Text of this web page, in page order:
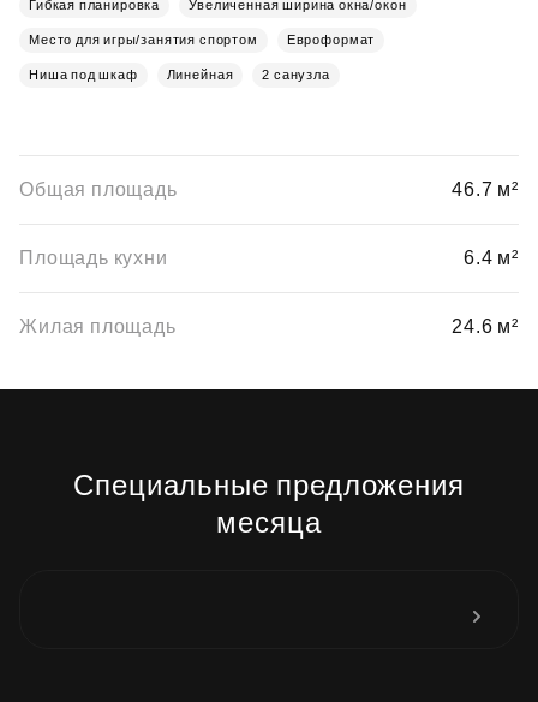
Гибкая планировка Увеличенная ширина окна/окон
Место для игры/занятия спортом Евроформат
Ниша под шкаф Линейная 2 санузла
Общая площадь 46.7 м²
Площадь кухни 6.4 м²
Жилая площадь 24.6 м²
Специальные предложения
месяца